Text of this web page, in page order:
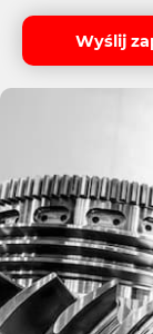
Wyślij